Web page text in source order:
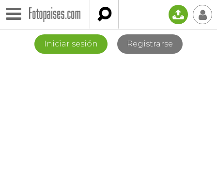
 📤 👤
Iniciar sesión Registrarse